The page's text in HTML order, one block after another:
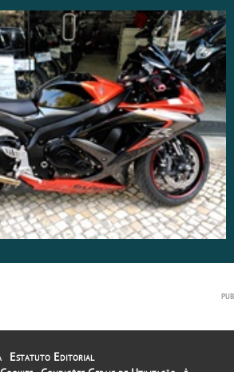
Estatuto Editorial